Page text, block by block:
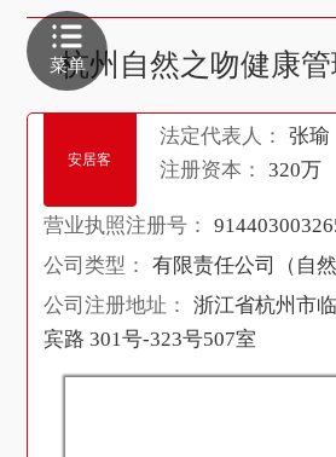
杭州自然之吻健康管
安居客
法定代表人：
张瑜
注册资本：
320万
营业执照注册号：
公司类型：
有限责任公司（自
公司注册地址：
浙江省杭州市
宾路 301号-323号507室
菜单